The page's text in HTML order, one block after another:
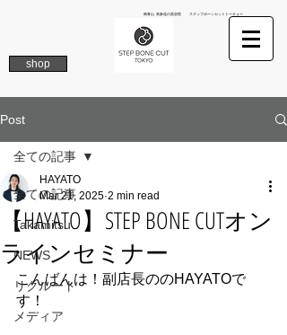
南青山 表参道の美容院 ステップボーンカットトーキョー
shop
Post
全ての記事
Takamitsu
NEWS
リクルート
メディア
全ての記事
【HAYATO】STEP BONE CUTオン
ラインセミナー
HAYATO
Mar 21, 2025 2 min read
こんばんは！副店長ののHAYATOで
す！